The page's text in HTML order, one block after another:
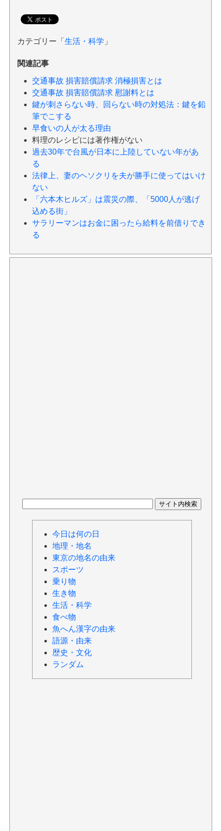
カテゴリー「 生活・科学 」
関連記事
交通事故 損害賠償請求 消極損害とは
交通事故 損害賠償請求 慰謝料とは
鍵が刺さらない時、回らない時の対処法：鍵を鉛
筆でこする
早食いの人が太る理由
料理のレシピには著作権がない
過去30年で台風が日本に上陸していない年があ
る
法律上、妻のヘソクリを夫が勝手に使ってはいけ
ない
「六本木ヒルズ」は震災の際、「5000人が逃げ
込める街」
サラリーマンはお金に困ったら給料を前借りでき
る
今日は何の日
地理・地名
東京の地名の由来
スポーツ
乗り物
生き物
生活・科学
食べ物
魚へん漢字の由来
語源・由来
歴史・文化
ランダム